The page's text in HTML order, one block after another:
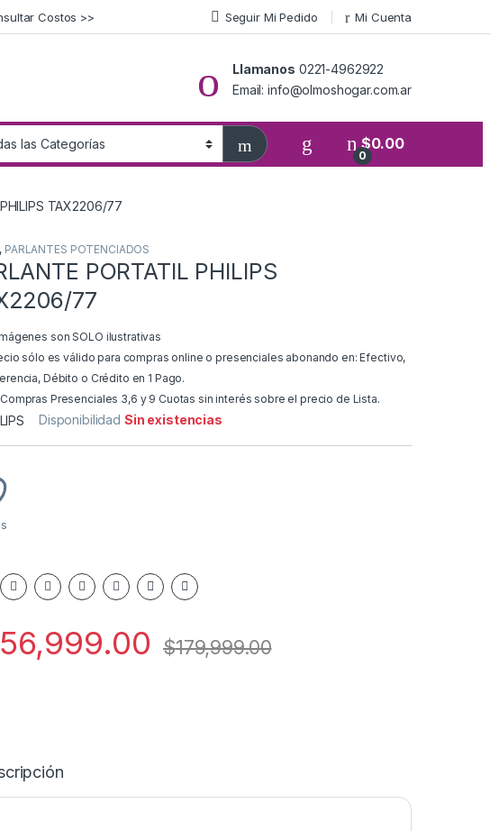
Costos >> Seguir Mi Pedido Mi Cuenta
Llamanos 0221-4962922
Email: info@olmoshogar.com.ar
0
$0.00
TAX2206/77
, PARLANTES POTENCIADOS
PORTATIL PHILIPS
77
son SOLO ilustrativas
sólo es válido para compras online o presenciales abonando en: Efectivo,
Débito o Crédito en 1 Pago.
Presenciales 3,6 y 9 Cuotas sin interés sobre el precio de Lista.
Disponibilidad Sin existencias
$179,999.00